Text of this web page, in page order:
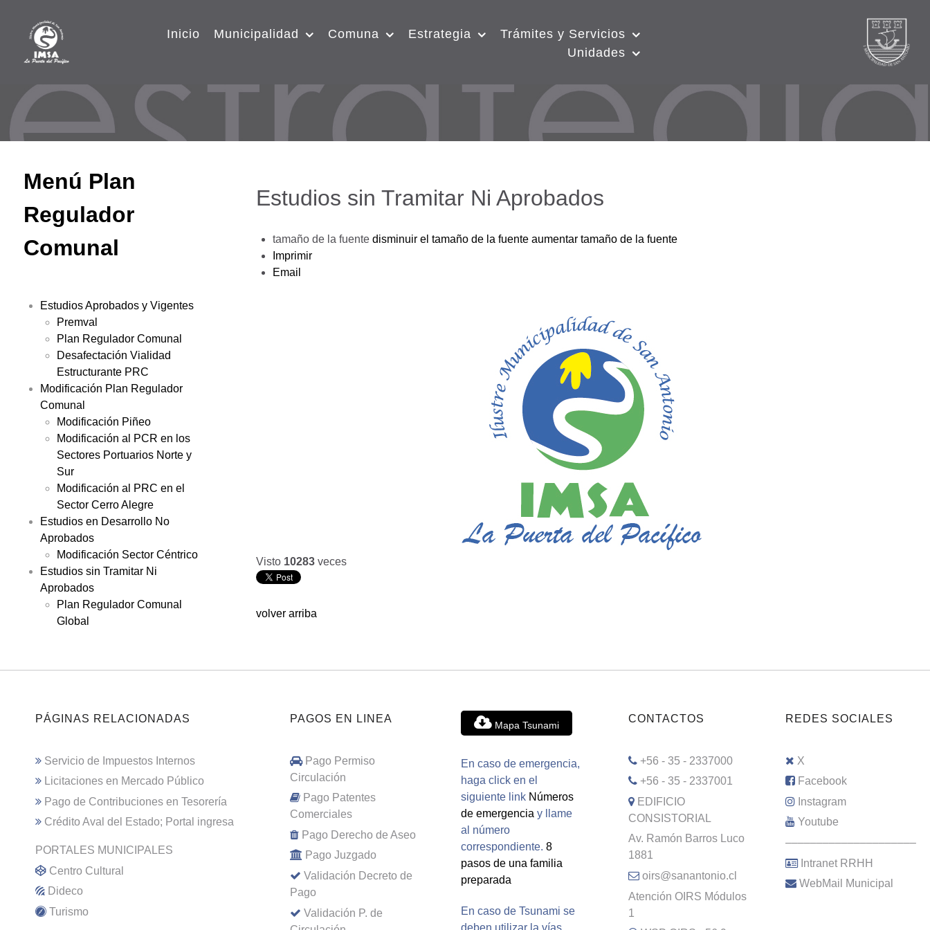
Inicio Municipalidad Comuna Estrategia
Trámites y Servicios
Unidades
Menú Plan
Regulador
Comunal
Estudios Aprobados y Vigentes
Premval
Plan Regulador Comunal
Desafectación Vialidad
Estructurante PRC
Modificación Plan Regulador
Comunal
Modificación Piñeo
Modificación al PCR en los
Sectores Portuarios Norte y
Sur
Modificación al PRC en el
Sector Cerro Alegre
Estudios en Desarrollo No
Aprobados
Modificación Sector Céntrico
Estudios sin Tramitar Ni
Aprobados
Plan Regulador Comunal
Global
Estudios sin Tramitar Ni Aprobados
tamaño de la fuente disminuir el tamaño de la fuente aumentar tamaño de la fuente
Imprimir
Email
Visto 10283 veces
volver arriba
PÁGINAS RELACIONADAS
Servicio de Impuestos Internos
Licitaciones en Mercado Público
Pago de Contribuciones en Tesorería
Crédito Aval del Estado; Portal ingresa
PORTALES MUNICIPALES
Centro Cultural
Dideco
Turismo
PAGOS EN LINEA
Pago Permiso
Circulación
Pago Patentes
Comerciales
Pago Derecho de Aseo
Pago Juzgado
Validación Decreto de
Pago
Validación P. de
Mapa Tsunami
En caso de emergencia,
haga click en el
siguiente link Números
de emergencia y llame
al número
correspondiente. 8
pasos de una familia
preparada
En caso de Tsunami se
deben utilizar la vías
CONTACTOS
+56 - 35 - 2337000
+56 - 35 - 2337001
EDIFICIO
CONSISTORIAL
Av. Ramón Barros Luco
1881
oirs@sanantonio.cl
Atención OIRS Módulos
1
REDES SOCIALES
X
Facebook
Instagram
Youtube
–––––––––––––––––––––
Intranet RRHH
WebMail Municipal